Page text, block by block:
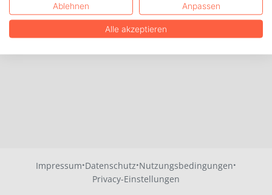
Impressum·Datenschutz·Nutzungsbedingungen·
Privacy-Einstellungen
Ablehnen Anpassen
Alle akzeptieren